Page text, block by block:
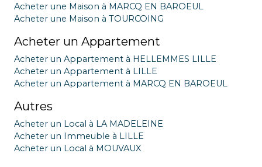
Acheter une Maison à MARCQ EN BAROEUL
Acheter une Maison à TOURCOING
Acheter un Appartement
Acheter un Appartement à HELLEMMES LILLE
Acheter un Appartement à LILLE
Acheter un Appartement à MARCQ EN BAROEUL
Autres
Acheter un Local à LA MADELEINE
Acheter un Immeuble à LILLE
Acheter un Local à MOUVAUX